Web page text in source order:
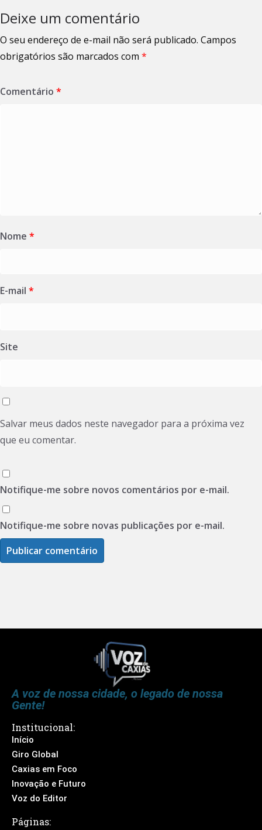
Deixe um comentário
O seu endereço de e-mail não será publicado. Campos
obrigatórios são marcados com *
Comentário *
Nome *
E-mail *
Site
Salvar meus dados neste navegador para a próxima vez
que eu comentar.
Notifique-me sobre novos comentários por e-mail.
Notifique-me sobre novas publicações por e-mail.
A voz de nossa cidade, o legado de nossa
Gente!
Institucional:
Início
Giro Global
Caxias em Foco
Inovação e Futuro
Voz do Editor
Páginas: